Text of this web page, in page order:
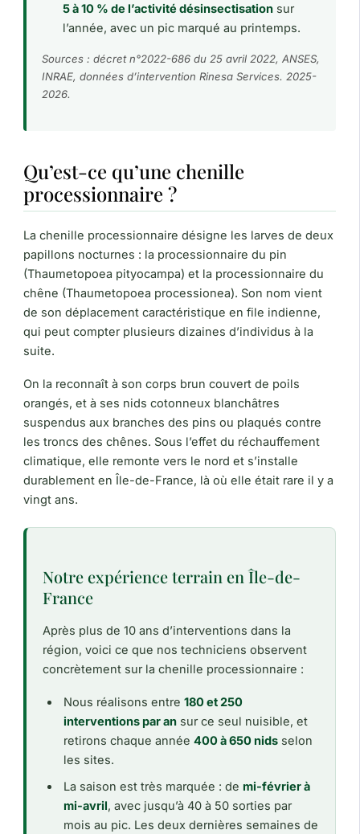
5 à 10 % de l’activité désinsectisationsur
l’année, avec un pic marqué au printemps.
Sources : décret n°2022-686 du 25 avril 2022, ANSES,
INRAE, données d’intervention Rinesa Services. 2025-
2026.
Qu’est-ce qu’une chenille
processionnaire ?
La chenille processionnaire désigne les larves de deux
papillons nocturnes : la processionnaire du pin
(Thaumetopoea pityocampa) et la processionnaire du
chêne (Thaumetopoea processionea). Son nom vient
de son déplacement caractéristique en file indienne,
qui peut compter plusieurs dizaines d’individus à la
suite.
On la reconnaît à son corps brun couvert de poils
orangés, et à ses nids cotonneux blanchâtres
suspendus aux branches des pins ou plaqués contre
les troncs des chênes. Sous l’effet du réchauffement
climatique, elle remonte vers le nord et s’installe
durablement en Île-de-France, là où elle était rare il y a
vingt ans.
Notre expérience terrain en Île-de-
France
Après plus de 10 ans d’interventions dans la
région, voici ce que nos techniciens observent
concrètement sur la chenille processionnaire :
Nous réalisons entre180 et 250
interventions par an sur ce seul nuisible, et
retirons chaque année400 à 650 nids selon
les sites.
La saison est très marquée : de mi-février à
mi-avril, avec jusqu’à 40 à 50 sorties par
mois au pic. Les deux dernières semaines de